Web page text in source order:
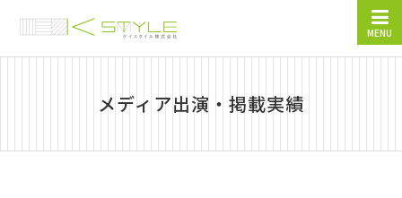
MENU
メディア出演・掲載実績